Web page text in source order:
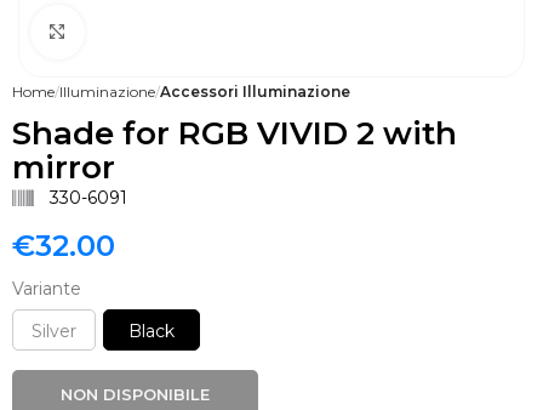
Home Illuminazione Accessori Illuminazione
Shade for RGB VIVID 2 with
mirror
330-6091
€32.00
Variante
Silver
Black
NON DISPONIBILE